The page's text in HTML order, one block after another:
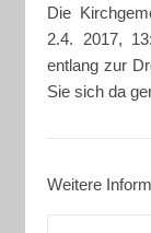
Die
2.4. 2017,
entlang zur
Sie sich da
Weitere